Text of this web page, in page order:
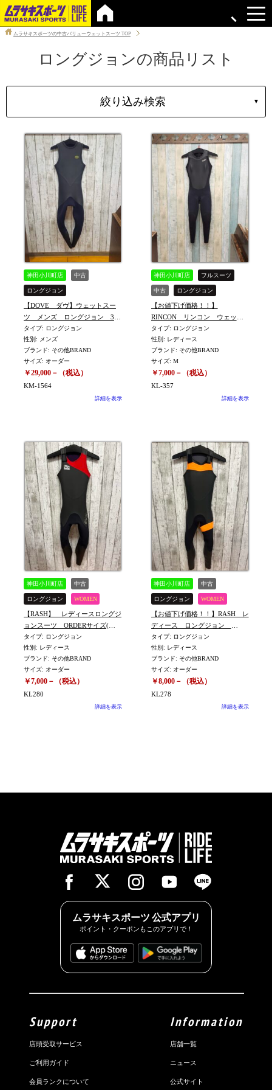
ムラサキスポーツの中古バリューウェットスーツ TOP
ロングジョンの商品リスト
絞り込み検索 ▼
ブランド
サイズ
在庫店舗
神田小川町店 中古
ロングジョン
その他ブランド
【DOVE ダヴ】ウェットスー
ツ メンズ ロングジョン 3
㎜ ORDERサイズ（身長181
㎝ 体重70㎏） ※KM-1564
タイプ: ロングジョン
性別: メンズ
ブランド: その他BRAND
サイズ: オーダー
￥29,000－（税込）
KM-1564
詳細を表示
神田小川町店 フルスーツ
中古 ロングジョン
WOMEN WOMEN-M
その他ブランド
【お値下げ価格！！】
RINCON リンコン ウェット
スーツ レディース ロン
グジョン 2mm Mサイズ
※KL-357
タイプ: ロングジョン
性別: レディース
ブランド: その他BRAND
サイズ: M
￥7,000－（税込）
KL-357
詳細を表示
神田小川町店 中古
ロングジョン WOMEN
RASH
【RASH】 レディースロングジ
ョンスーツ ORDERサイズ(身
長155㎝体重43㎏) ※KL280
タイプ: ロングジョン
性別: レディース
ブランド: その他BRAND
サイズ: オーダー
￥7,000－（税込）
KL280
詳細を表示
神田小川町店 中古
ロングジョン WOMEN
RASH
【お値下げ価格！！】RASH レ
ディース ロングジョン
ORDERサイズ(身長155㎝ 体重
43㎏) ※KL-278
タイプ: ロングジョン
性別: レディース
ブランド: その他BRAND
サイズ: オーダー
￥8,000－（税込）
KL278
詳細を表示
ムラサキスポーツ 公式アプリ
ポイント・クーポンもこのアプリで！
Support
店頭受取サービス
ご利用ガイド
会員ランクについて
Information
店舗一覧
ニュース
公式サイト